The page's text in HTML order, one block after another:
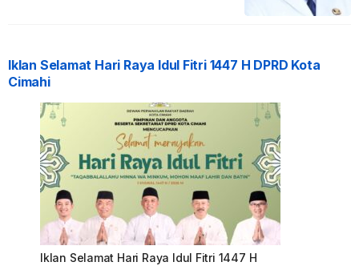
Iklan Selamat Hari Raya Idul Fitri 1447 H DPRD Kota
Cimahi
Iklan Selamat Hari Raya Idul Fitri 1447 H